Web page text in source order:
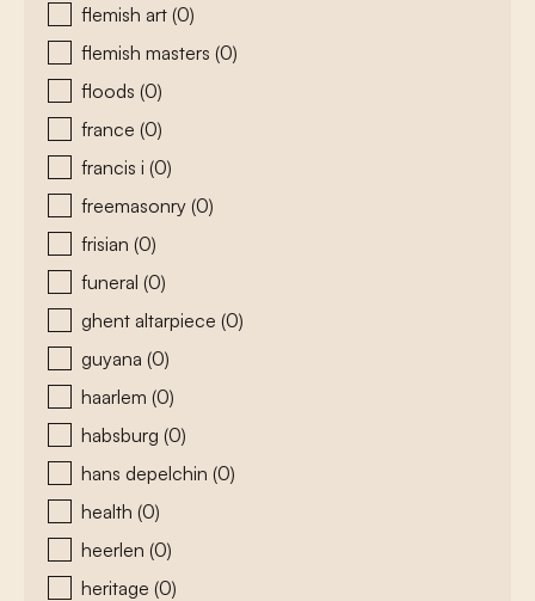
flemish art (0)
flemish masters (0)
floods (0)
france (0)
francis i (0)
freemasonry (0)
frisian (0)
funeral (0)
ghent altarpiece (0)
guyana (0)
haarlem (0)
habsburg (0)
hans depelchin (0)
health (0)
heerlen (0)
heritage (0)